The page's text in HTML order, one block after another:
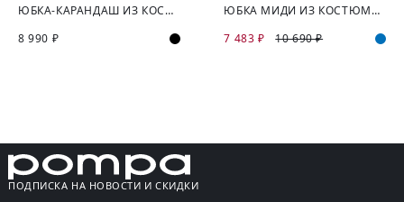
ЮБКА-КАРАНДАШ ИЗ КОСТЮМНОЙ ТКАНИ
8 990 ₽
ЮБКА МИДИ ИЗ КОСТЮМНОЙ ТКАНИ С ИМИТАЦИЕЙ ДЖИНСЫ
7 483 ₽
10 690 ₽
ПОДПИСКА НА НОВОСТИ И СКИДКИ